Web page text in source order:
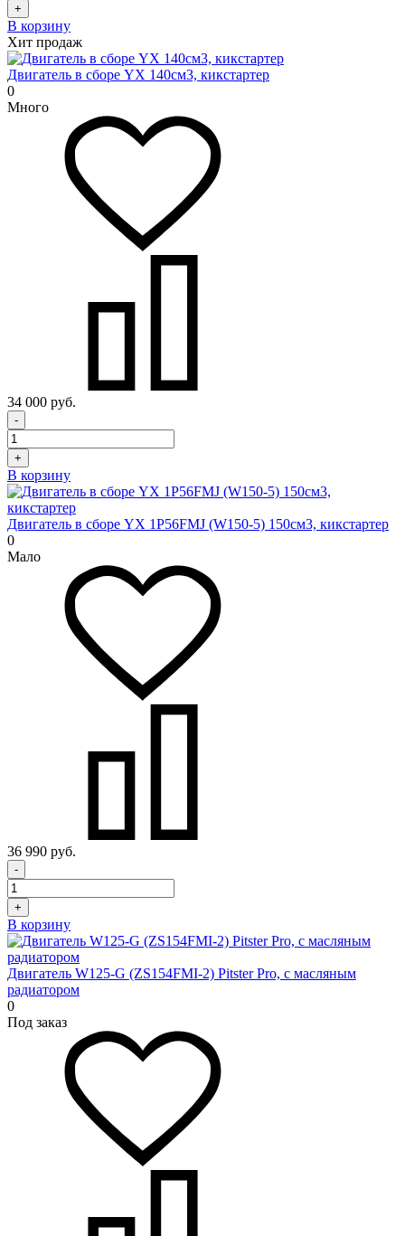
+
В корзину
Хит продаж
Двигатель в сборе YX 140см3, кикстартер
0
Много
34 000 руб.
-
+
В корзину
Двигатель в сборе YX 1P56FMJ (W150-5) 150см3, кикстартер
0
Мало
36 990 руб.
-
+
В корзину
Двигатель W125-G (ZS154FMI-2) Pitster Pro, с масляным
радиатором
0
Под заказ